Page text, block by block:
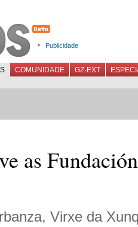
Publicidade
COMUNIDADE GZ-EXT
as
Virxe da